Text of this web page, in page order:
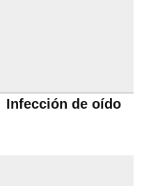
Infección de oído